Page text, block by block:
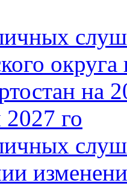
на
го